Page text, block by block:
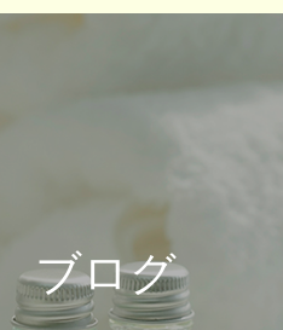
ブログ